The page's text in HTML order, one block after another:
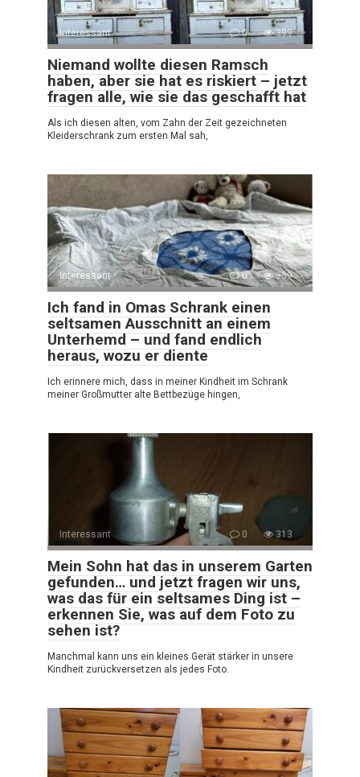
Interessant 0 399
Niemand wollte diesen Ramsch
haben, aber sie hat es riskiert – jetzt
fragen alle, wie sie das geschafft hat
Als ich diesen alten, vom Zahn der Zeit gezeichneten
Kleiderschrank zum ersten Mal sah,
Interessant 0 359
Ich fand in Omas Schrank einen
seltsamen Ausschnitt an einem
Unterhemd – und fand endlich
heraus, wozu er diente
Ich erinnere mich, dass in meiner Kindheit im Schrank
meiner Großmutter alte Bettbezüge hingen,
Interessant 0 313
Mein Sohn hat das in unserem Garten
gefunden… und jetzt fragen wir uns,
was das für ein seltsames Ding ist –
erkennen Sie, was auf dem Foto zu
sehen ist?
Manchmal kann uns ein kleines Gerät stärker in unsere
Kindheit zurückversetzen als jedes Foto.